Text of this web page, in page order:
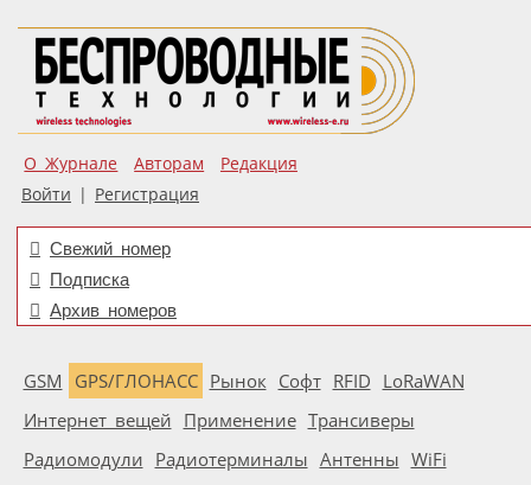
О Журнале Авторам
Редакция
Войти | Регистрация
Свежий номер
Подписка
Архив номеров
GSM GPS/ГЛОНАСС Рынок Софт RFID LoRaWAN
Интернет вещей Применение Трансиверы
Радиомодули Радиотерминалы Антенны WiFi